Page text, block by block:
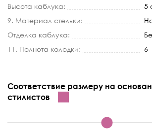
Высота каблука:
5
9. Материал стельки:
Отделка каблука:
11. Полнота колодки:
6
Соответствие размеру на
стилистов